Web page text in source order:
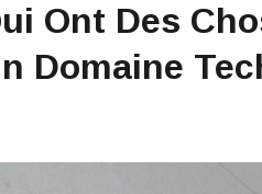
Ont Des
Domaine